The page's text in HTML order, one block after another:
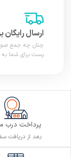
ارسال رایگان
پست برای شما
پرداخت درب
بعد از دریافت